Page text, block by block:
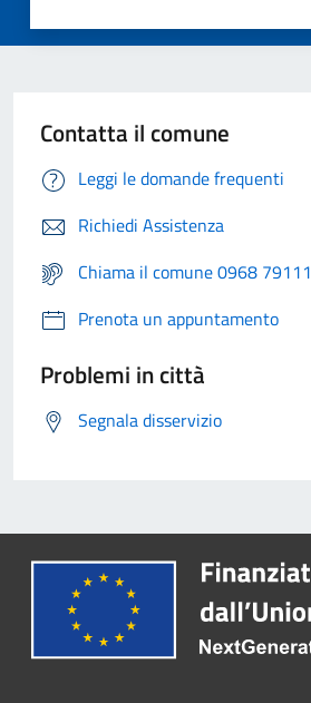
Contatta il comune
Leggi le domande frequenti
Richiedi Assistenza
Chiama il comune 0968 79111
Prenota un appuntamento
Problemi in città
Segnala disservizio